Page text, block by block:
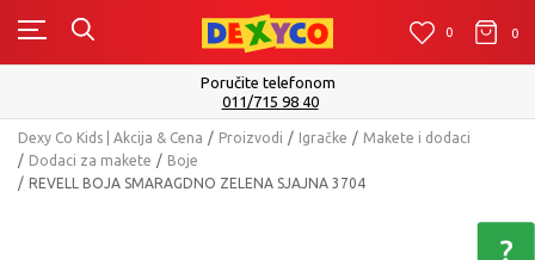
0 0 0
Poručite telefonom
011/715 98 40
Dexy Co Kids | Akcija & Cena Proizvodi Igračke
Makete i dodaci
Dodaci za makete
Boje
REVELL BOJA SMARAGDNO ZELENA SJAJNA 3704